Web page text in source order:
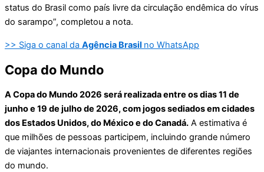
status do Brasil como país livre da circulação endêmica do vírus
do sarampo”, completou a nota.
>> Siga o canal da Agência Brasil no WhatsApp
Copa do Mundo
A Copa do Mundo 2026 será realizada entre os dias 11 de
junho e 19 de julho de 2026, com jogos sediados em cidades
dos Estados Unidos, do México e do Canadá. A estimativa é
que milhões de pessoas participem, incluindo grande número
de viajantes internacionais provenientes de diferentes regiões
do mundo.